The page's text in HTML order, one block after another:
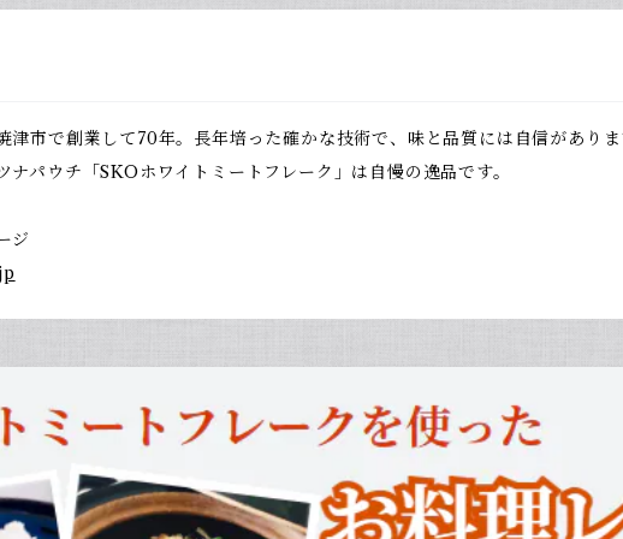
津市で創業して70年。長年培った確かな技術で、味と品質には自信があり
ナパウチ「SKOホワイトミートフレーク」は自慢の逸品です。
ジ